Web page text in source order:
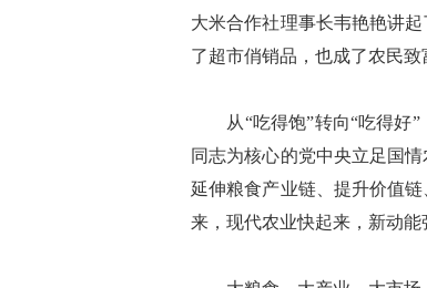
大米合作社理事长韦艳艳讲
了超市俏销品，也成了农民致
从“吃得饱”转向“吃得好”
同志为核心的党中央立足国
延伸粮食产业链、提升价值
来，现代农业快起来，新动能